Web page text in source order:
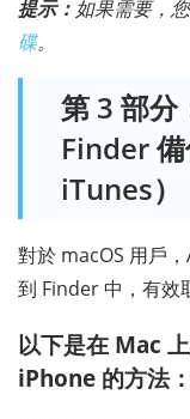
提示： 如果需要，
碟。
第 3 部分
Finder
iTunes）
對於 macOS 用戶
到 Finder 中，有效
以下是在 Mac
iPhone 的方法：